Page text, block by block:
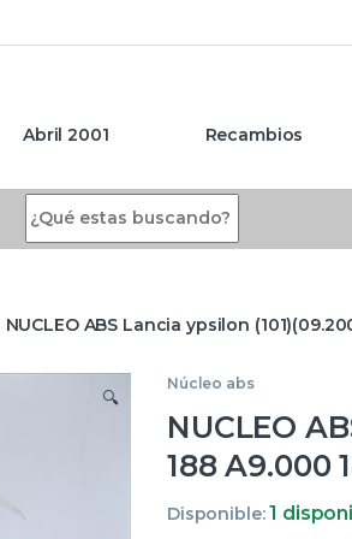
Abril 2001 Recambios
NUCLEO ABS Lancia ypsilon
🔍
Núcleo abs
NUCLEO
188 A9.000
Disponible:1